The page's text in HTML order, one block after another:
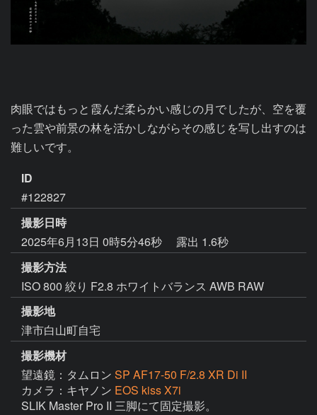
肉眼ではもっと霞んだ柔らかい感じの月でしたが、空を覆
った雲や前景の林を活かしながらその感じを写し出すのは
難しいです。
ID
#122827
撮影日時
2025年6月13日 0時5分46秒
露出 1.6秒
撮影方法
ISO 800 絞り F2.8 ホワイトバランス AWB RAW
撮影地
津市白山町自宅
撮影機材
望遠鏡：タムロン SP AF17-50 F/2.8 XR Di II
カメラ：キヤノン EOS kiss X7i
SLIK Master Pro II 三脚にて固定撮影。